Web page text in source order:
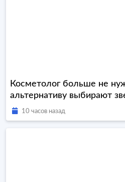
Косметолог больше не
альтернативу выбирают
10 часов назад